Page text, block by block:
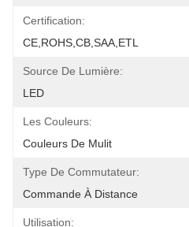
Certification:
CE,ROHS,CB,SAA,ETL
Source De Lumière:
LED
Les Couleurs:
Couleurs De Mulit
Type De Commutateur:
Commande À Distance
Utilisation: